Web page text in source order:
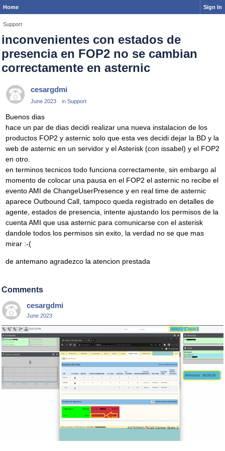
Home Sign In
Support
inconvenientes con estados de
presencia en FOP2 no se cambian
correctamente en asternic
cesargdmi
June 2023 in Support
Buenos dias
hace un par de dias decidi realizar una nueva instalacion de los
productos FOP2 y asternic solo que esta ves decidi dejar la BD y la
web de asternic en un servidor y el Asterisk (con issabel) y el FOP2
en otro.
en terminos tecnicos todo funciona correctamente, sin embargo al
momento de colocar una pausa en el FOP2 el asternic no recibe el
evento AMI de ChangeUserPresence y en real time de asternic
aparece Outbound Call, tampoco queda registrado en detalles de
agente, estados de presencia, intente ajustando los permisos de la
cuenta AMI que usa asternic para comunicarse con el asterisk
dandole todos los permisos sin exito, la verdad no se que mas
mirar :-(
de antemano agradezco la atencion prestada
Comments
cesargdmi
June 2023